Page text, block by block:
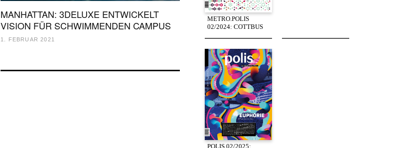
MANHATTAN: 3DELUXE ENTWICKELT
VISION FÜR SCHWIMMENDEN CAMPUS
1. FEBRUAR 2021
METRO.POLIS
02/2024: COTTBUS
POLIS 02/2025: